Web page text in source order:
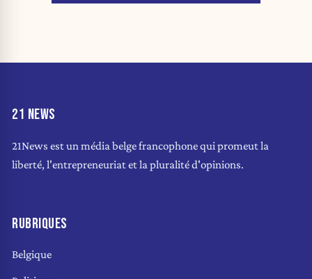
21 NEWS
21News est un média belge francophone qui promeut la
liberté, l'entrepreneuriat et la pluralité d'opinions.
RUBRIQUES
Belgique